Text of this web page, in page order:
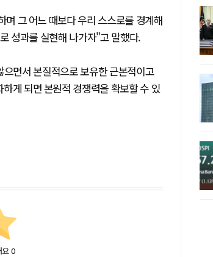
그 어느 때보다 우리 스스로를 경계해
성과를 실현해 나가자"고 말했다.
면서 본질적으로 보유한 근본적이고
게 되면 본원적 경쟁력을 확보할 수 있
0